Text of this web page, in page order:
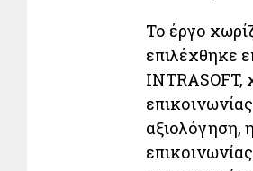
Το έργο
επιλέχθηκε
INTRASOFT,
αξιολόγηση,